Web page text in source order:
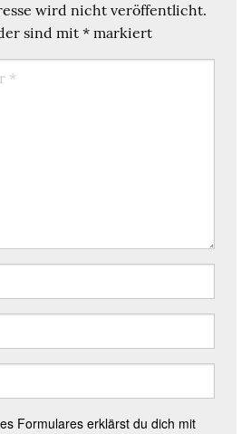
wird nicht veröffentlicht.
sind mit* markiert
Formulares erklärst du dich mit